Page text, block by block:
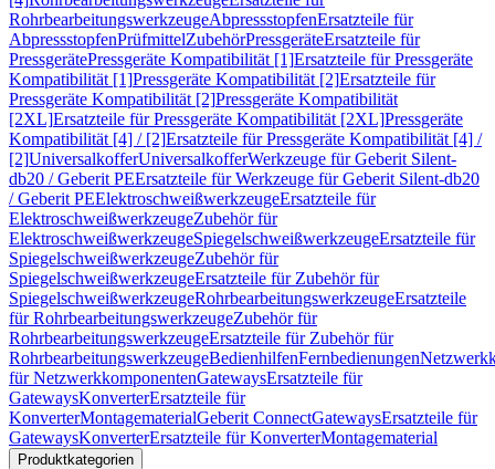
RohrbearbeitungswerkzeugeAbpressstopfenErsatzteile für
AbpressstopfenPrüfmittelZubehörPressgeräteErsatzteile für
PressgerätePressgeräte Kompatibilität [1]Ersatzteile für Pressgeräte
Kompatibilität [1]Pressgeräte Kompatibilität [2]Ersatzteile für
Pressgeräte Kompatibilität [2]Pressgeräte Kompatibilität
[2XL]Ersatzteile für Pressgeräte Kompatibilität [2XL]Pressgeräte
Kompatibilität [4] / [2]Ersatzteile für Pressgeräte Kompatibilität [4] /
[2]UniversalkofferUniversalkofferWerkzeuge für Geberit Silent-
db20 / Geberit PEErsatzteile für Werkzeuge für Geberit Silent-db20
/ Geberit PEElektroschweißwerkzeugeErsatzteile für
ElektroschweißwerkzeugeZubehör für
ElektroschweißwerkzeugeSpiegelschweißwerkzeugeErsatzteile für
SpiegelschweißwerkzeugeZubehör für
SpiegelschweißwerkzeugeErsatzteile für Zubehör für
SpiegelschweißwerkzeugeRohrbearbeitungswerkzeugeErsatzteile
für RohrbearbeitungswerkzeugeZubehör für
RohrbearbeitungswerkzeugeErsatzteile für Zubehör für
RohrbearbeitungswerkzeugeBedienhilfenFernbedienungen
für NetzwerkkomponentenGatewaysErsatzteile für
GatewaysKonverterErsatzteile für
KonverterMontagematerialGeberit ConnectGatewaysErsatzteile für
GatewaysKonverterErsatzteile für KonverterMontagematerial
Produktkategorien